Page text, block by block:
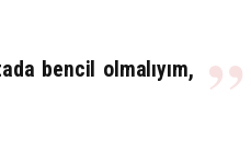
bencil olmalıyım,